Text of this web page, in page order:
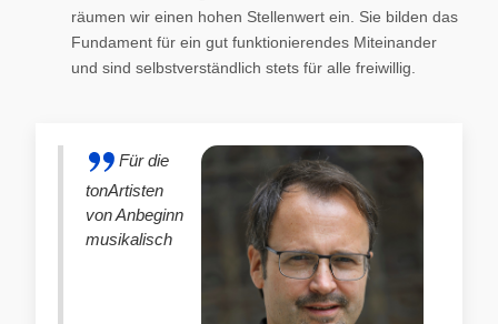
räumen wir einen hohen Stellenwert ein. Sie bilden das
Fundament für ein gut funktionierendes Miteinander
und sind selbstverständlich stets für alle freiwillig.
Für die
tonArtisten
von Anbeginn
musikalisch